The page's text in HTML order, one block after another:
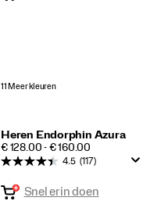
Wenslijst
11 Meer kleuren
Heren Endorphin Azura
PRICE
€ 128.00 - € 160.00
4.5 (117)
Snel erin doen